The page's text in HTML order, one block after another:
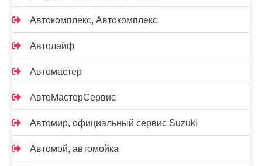
Автокомплекс, Автокомплекс
Автолайф
Автомастер
АвтоМастерСервис
Автомир, официальный сервис Suzuki
Автомой, автомойка